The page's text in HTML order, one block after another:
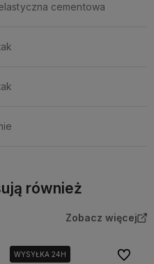
cementowa
również
Zobacz więcej
WYSYŁKA 24H
WYSYŁKA 24H Do